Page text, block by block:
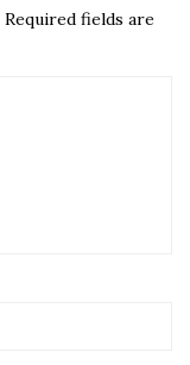
Required fields are